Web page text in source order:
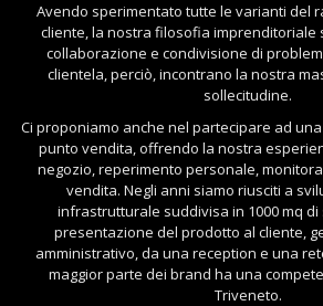
Avendo sperimentato tutte le varianti del
cliente, la nostra filosofia imprenditoriale
collaborazione e condivisione di
clientela, perciò, incontrano la nostra
sollecitudine.
Ci proponiamo anche nel partecipare ad
punto vendita, offrendo la nostra
negozio, reperimento personale,
vendita. Negli anni siamo riusciti a
infrastrutturale suddivisa in 1000 mq
presentazione del prodotto al cliente,
amministrativo, da una reception e una
maggior parte dei brand ha una
Triveneto.